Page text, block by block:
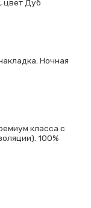
цвет Дуб
Ночная
класса с
100%